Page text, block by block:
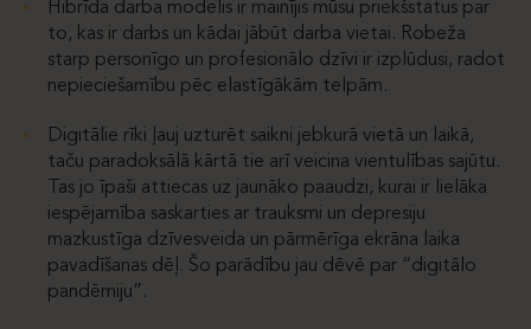
Hibrīda darba modelis ir mainījis mūsu priekšstatus par
to, kas ir darbs un kādai jābūt darba vietai. Robeža
starp personīgo un profesionālo dzīvi ir izplūdusi, radot
nepieciešamību pēc elastīgākām telpām.
Digitālie rīki ļauj uzturēt saikni jebkurā vietā un laikā,
taču paradoksālā kārtā tie arī veicina vientulības sajūtu.
Tas jo īpaši attiecas uz jaunāko paaudzi, kurai ir lielāka
iespējamība saskarties ar trauksmi un depresiju
mazkustīga dzīvesveida un pārmērīga ekrāna laika
pavadīšanas dēļ. Šo parādību jau dēvē par “digitālo
pandēmiju”.